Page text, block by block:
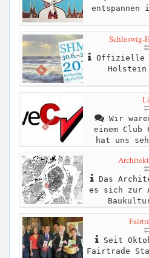
entspannen
Schleswig-
Offizielle
Wir
einem Club
hat uns
Das
es sich zur
Seit
Fairtrade